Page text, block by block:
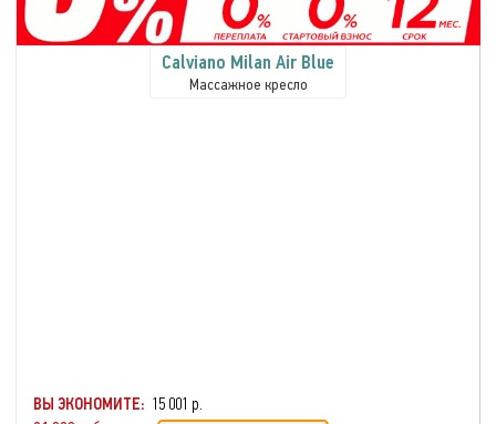
Calviano Milan Аir Blue
Массажное кресло
ВЫ ЭКОНОМИТЕ: 15 001 р.